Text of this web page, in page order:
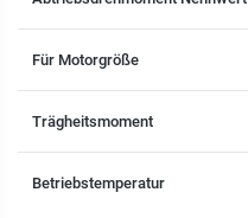
Für Motorgröße
Trägheitsmoment
Betriebstemperatur